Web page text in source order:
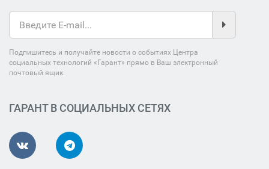
Подпишитесь и получайте новости о событиях Центра
социальных технологий «Гарант» прямо в Ваш электронный
почтовый ящик.
ГАРАНТ В СОЦИАЛЬНЫХ СЕТЯХ